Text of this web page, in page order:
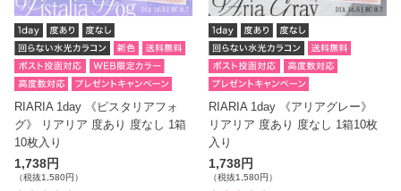
RIARIA 1day 《ピスタリアフォ
グ》 リアリア 度あり 度なし 1箱
10枚入り
1,738円
（税抜1,580円）
RIARIA 1day 《アリアグレー》
リアリア 度あり 度なし 1箱10枚
入り
1,738円
（税抜1,580円）